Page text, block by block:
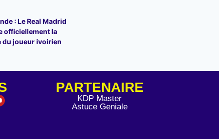
: Le Real Madrid
officiellement la
du joueur ivoirien
PARTENAIRE
KDP Master
Astuce Geniale